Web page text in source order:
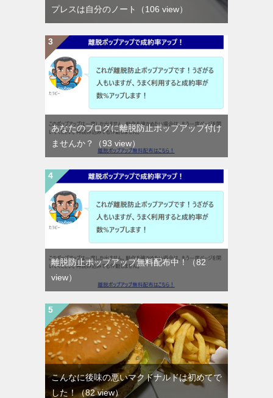
プレスは自分のノート
（106 view）
あなたのブログに離脱防止ポップアップ付け
ませんか？
（93 view）
離脱防止ポップアップ無料配布中！（82
view）
こんなに後味の悪いマクドナルドは初めてで
した！（82 view）